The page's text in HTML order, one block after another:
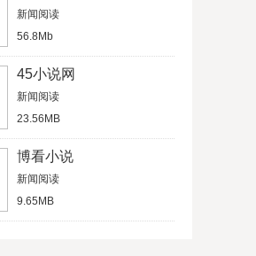
新闻阅读
56.8Mb
45小说网
新闻阅读
23.56MB
博看小说
新闻阅读
9.65MB